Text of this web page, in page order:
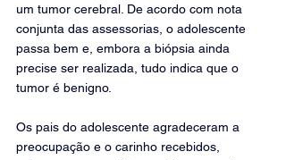
um tumor cerebral. De acordo com nota
conjunta das assessorias, o adolescente
passa bem e, embora a biópsia ainda
precise ser realizada, tudo indica que o
tumor é benigno.
Os pais do adolescente agradeceram a
preocupação e o carinho recebidos,